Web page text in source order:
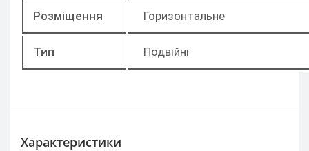
Розміщення Горизонтальне
Тип Подвійні
Характеристики